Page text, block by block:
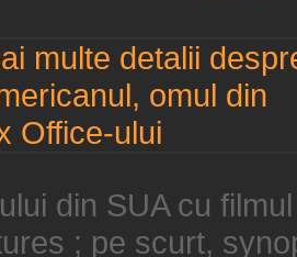
din SUA cu
; pe scurt,